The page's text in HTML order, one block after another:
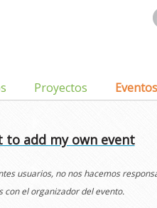
Proyectos Eventos
add my own event
usuarios, no nos hacemos
con el organizador del evento.